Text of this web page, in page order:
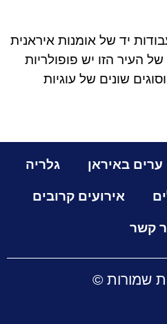
יד של אומנות איראנית
של העיר הזו יש פופולריות
שונים של עוגיות
ערים באיראן גלריה
אירועים קרובים
קשר
שמורות ©